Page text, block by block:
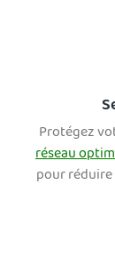
Protégez
réseau
pour